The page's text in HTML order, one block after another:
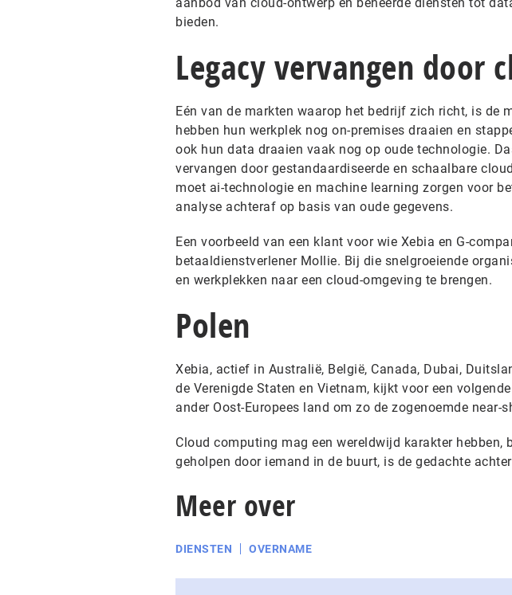
bieden.
Legacy vervangen door
Eén van de markten waarop het bedrijf zich richt, is de
hebben hun werkplek nog on-premises draaien en
ook hun data draaien vaak nog op oude technologie.
vervangen door gestandaardiseerde en schaalbare
moet ai-technologie en machine learning zorgen voor
analyse achteraf op basis van oude gegevens.
Een voorbeeld van een klant voor wie Xebia en G-
betaaldienstverlener Mollie. Bij die snelgroeiende
en werkplekken naar een cloud-omgeving te brengen.
Polen
Xebia, actief in Australië, België, Canada, Dubai,
de Verenigde Staten en Vietnam, kijkt voor een
ander Oost-Europees land om zo de zogenoemde near-
Cloud computing mag een wereldwijd karakter
geholpen door iemand in de buurt, is de gedachte
Meer over
DIENSTEN OVERNAME